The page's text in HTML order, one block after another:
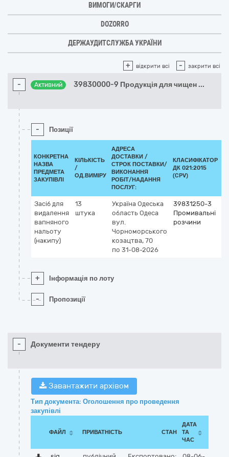
ВИМОГИ/СКАРГИ
DOZORRO
ДЕРЖАУДИТСЛУЖБА УКРАЇНИ
+ відкрити всі - закрити всі
- Активний 39830000-9 Продукція для чищен ...
- Позиції
КОНКРЕТНА
НАЗВА
ПРЕДМЕТА
ЗАКУПІВЛІ
КІЛЬКІСТЬ
/
ОД.ВИМІРУ
АДРЕСА
ДОСТАВКИ /
СТРОК ПОСТАВКИ/
ВИКОНАННЯ
РОБІТ/НАДАННЯ
ПОСЛУГ:
КЛАСИФІКАТОР
ДК 021:2015
(CPV)
Засіб для
видалення
вапняного
нальоту
(накипу)
13
штука
Україна Одеська
область Одеса
вул.
Чорноморського
козацтва, 70
по 31-08-2026
39831250-3
Промивальні
розчини
+ Інформація по лоту
- Пропозиції
- Документи тендеру
Завантажити архівом
Тип документа: Оголошення про проведення
закупівлі
ФАЙЛ ПРИВАТНІСТЬ СТАН
ДАТА
ТА
ЧАС